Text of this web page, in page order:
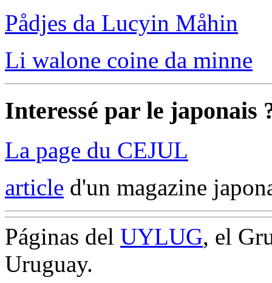
Pådjes da Lucyin Måhin
Li walone coine da minne
Interessé par le japonais
La page du CEJUL
article d'un magazine
Páginas del UYLUG, el
Uruguay.